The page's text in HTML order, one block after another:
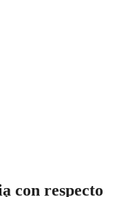
con respecto